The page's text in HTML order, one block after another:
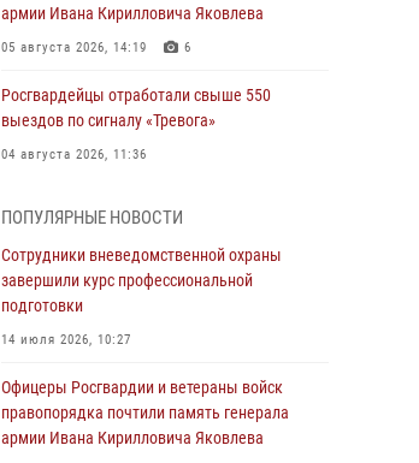
армии Ивана Кирилловича Яковлева
05 августа 2026, 14:19 6
Росгвардейцы отработали свыше 550
выездов по сигналу «Тревога»
04 августа 2026, 11:36
ударные и разведывательные беспилотники
ВСУ
04 августа 2026, 09:05
Росгвардия обеспечила безопасность
Липецке
03 августа 2026, 13:43 1
ПОПУЛЯРНЫЕ НОВОСТИ
Сотрудники вневедомственной охраны
завершили курс профессиональной
подготовки
14 июля 2026, 10:27
Офицеры Росгвардии и ветераны войск
правопорядка почтили память генерала
армии Ивана Кирилловича Яковлева